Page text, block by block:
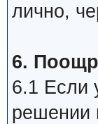
лично,
6.
6.1 Если
решении